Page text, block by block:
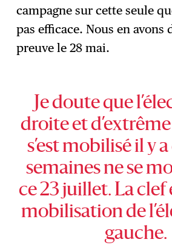
campagne sur cette seule
pas efficace. Nous en avons
preuve le 28 mai.
Je doute que
droite et
s’est mobilisé il y
semaines ne se
ce 23 juillet. La clef
mobilisation de
gauche.